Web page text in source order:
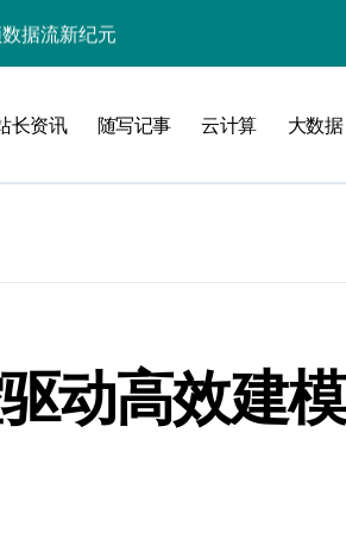
据流新纪元
处理新科技
处理效能跃升
性能优化术
增长
长资讯 随写记事 云计算 大数据
动高效建模